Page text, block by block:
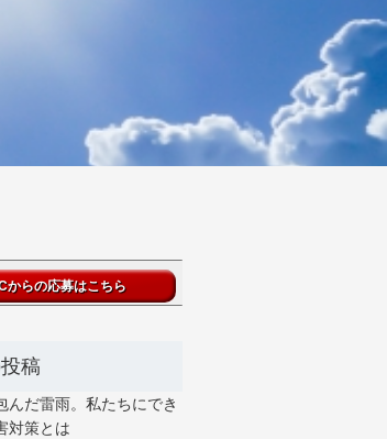
稿
んだ雷雨。私たちにでき
対策とは